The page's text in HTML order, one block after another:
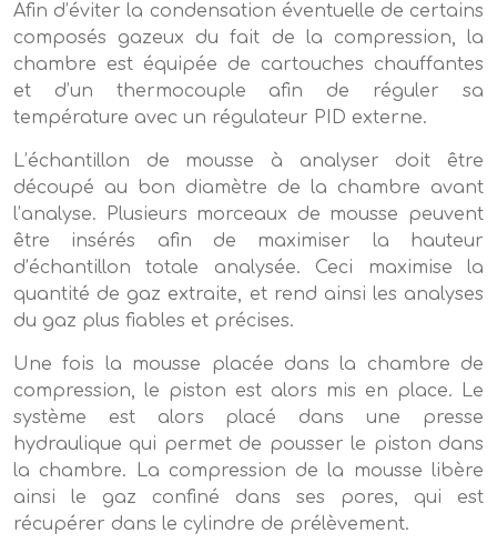
Afin d’éviter la condensation éventuelle de certains
composés gazeux du fait de la compression, la
chambre est équipée de cartouches chauffantes
et d’un thermocouple afin de réguler sa
température avec un régulateur PID externe.
L’échantillon de mousse à analyser doit être
découpé au bon diamètre de la chambre avant
l’analyse. Plusieurs morceaux de mousse peuvent
être insérés afin de maximiser la hauteur
d’échantillon totale analysée. Ceci maximise la
quantité de gaz extraite, et rend ainsi les analyses
du gaz plus fiables et précises.
Une fois la mousse placée dans la chambre de
compression, le piston est alors mis en place. Le
système est alors placé dans une presse
hydraulique qui permet de pousser le piston dans
la chambre. La compression de la mousse libère
ainsi le gaz confiné dans ses pores, qui est
récupérer dans le cylindre de prélèvement.